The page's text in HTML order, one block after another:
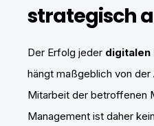
strategisch
Der Erfolg jeder digitalen
hängt maßgeblich von
Mitarbeit der betroffenen
Management ist daher